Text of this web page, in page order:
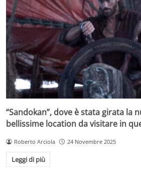
“Sandokan”, dove è stata girata la
bellissime location da visitare in
Roberto Arciola 24 Novembre 2025
Leggi di più